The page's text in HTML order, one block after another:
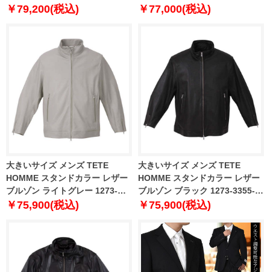
4L 5L 6L
￥79,200(税込) ￥77,000(税込)
大きいサイズ メンズ TETE
HOMME スタンドカラー レザー
ブルゾン ライトグレー 1273-
3355-1 3L 4L 5L 6L
￥75,900(税込)
大きいサイズ メンズ TETE
HOMME スタンドカラー レザー
ブルゾン ブラック 1273-3355-2
3L 4L 5L 6L
￥75,900(税込)